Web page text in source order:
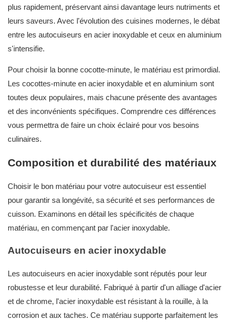
plus rapidement, préservant ainsi davantage leurs nutriments et
leurs saveurs. Avec l'évolution des cuisines modernes, le débat
entre les autocuiseurs en acier inoxydable et ceux en aluminium
s'intensifie.
Pour choisir la bonne cocotte-minute, le matériau est primordial.
Les cocottes-minute en acier inoxydable et en aluminium sont
toutes deux populaires, mais chacune présente des avantages
et des inconvénients spécifiques. Comprendre ces différences
vous permettra de faire un choix éclairé pour vos besoins
culinaires.
Composition et durabilité des matériaux
Choisir le bon matériau pour votre autocuiseur est essentiel
pour garantir sa longévité, sa sécurité et ses performances de
cuisson. Examinons en détail les spécificités de chaque
matériau, en commençant par l'acier inoxydable.
Autocuiseurs en acier inoxydable
Les autocuiseurs en acier inoxydable sont réputés pour leur
robustesse et leur durabilité. Fabriqué à partir d'un alliage d'acier
et de chrome, l'acier inoxydable est résistant à la rouille, à la
corrosion et aux taches. Ce matériau supporte parfaitement les